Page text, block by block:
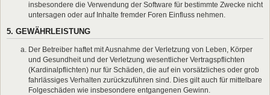
insbesondere die Verwendung der Software für bestimmte Zwecke nicht
untersagen oder auf Inhalte fremder Foren Einfluss nehmen.
5. GEWÄHRLEISTUNG
Der Betreiber haftet mit Ausnahme der Verletzung von Leben, Körper
und Gesundheit und der Verletzung wesentlicher Vertragspflichten
(Kardinalpflichten) nur für Schäden, die auf ein vorsätzliches oder grob
fahrlässiges Verhalten zurückzuführen sind. Dies gilt auch für mittelbare
Folgeschäden wie insbesondere entgangenen Gewinn.